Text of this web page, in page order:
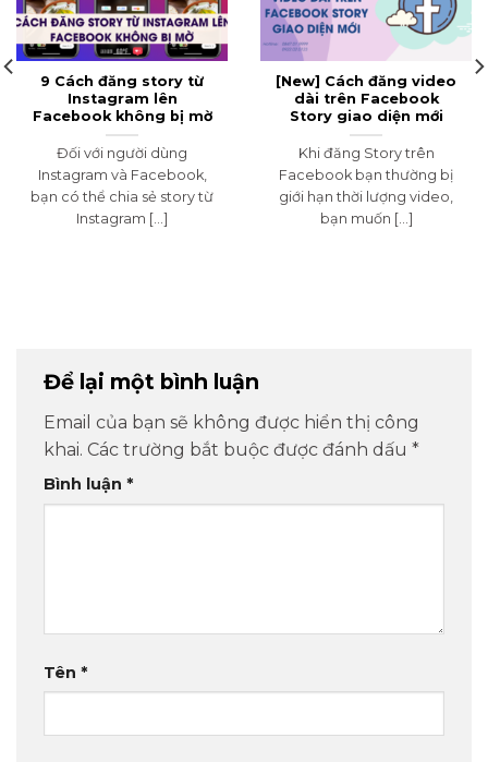
9 Cách đăng story từ
Instagram lên
Facebook không bị mờ
Đối với người dùng
Instagram và Facebook,
bạn có thể chia sẻ story từ
Instagram [...]
[New] Cách đăng video
dài trên Facebook
Story giao diện mới
Khi đăng Story trên
Facebook bạn thường bị
giới hạn thời lượng video,
bạn muốn [...]
Để lại một bình luận
Email của bạn sẽ không được hiển thị công
khai. Các trường bắt buộc được đánh dấu *
Bình luận *
Tên *